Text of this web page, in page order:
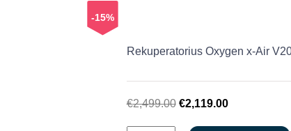
-15%
Rekuperatorius Oxygen x-Air
€2,499.00 Original
€2,119.00Current